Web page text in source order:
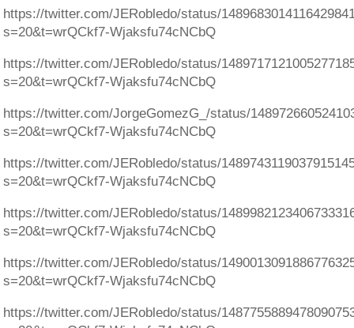
https://twitter.com/JERobledo/status/
s=20&t=wrQCkf7-Wjaksfu74cNCbQ
https://twitter.com/JERobledo/status/
s=20&t=wrQCkf7-Wjaksfu74cNCbQ
https://twitter.com/JorgeGomezG_/status/
s=20&t=wrQCkf7-Wjaksfu74cNCbQ
https://twitter.com/JERobledo/status/
s=20&t=wrQCkf7-Wjaksfu74cNCbQ
https://twitter.com/JERobledo/status/
s=20&t=wrQCkf7-Wjaksfu74cNCbQ
https://twitter.com/JERobledo/status/
s=20&t=wrQCkf7-Wjaksfu74cNCbQ
https://twitter.com/JERobledo/status/